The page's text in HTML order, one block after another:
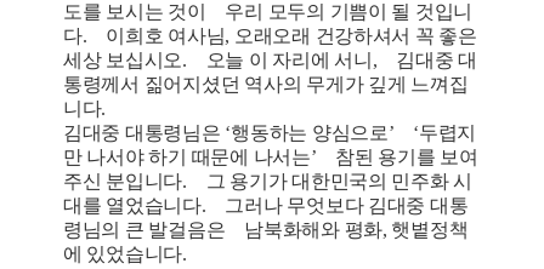
도를 보시는 것이 우리 모두의 기쁨이 될 것입니
다. 이희호 여사님, 오래오래 건강하셔서 꼭 좋은
세상 보십시오. 오늘 이 자리에 서니, 김대중 대
통령께서 짊어지셨던 역사의 무게가 깊게 느껴집
니다.
김대중 대통령님은 ‘행동하는 양심으로’ ‘두렵지
만 나서야 하기 때문에 나서는’ 참된 용기를 보여
주신 분입니다. 그 용기가 대한민국의 민주화 시
대를 열었습니다. 그러나 무엇보다 김대중 대통
령님의 큰 발걸음은 남북화해와 평화, 햇볕정책
에 있었습니다.